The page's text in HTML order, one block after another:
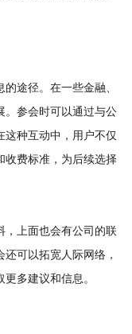
途径。在一些金融、
。参会时可以通过与公
种互动中，用户不仅
收费标准，为后续选择
上面也会有公司的联
可以拓宽人际网络，
多建议和信息。